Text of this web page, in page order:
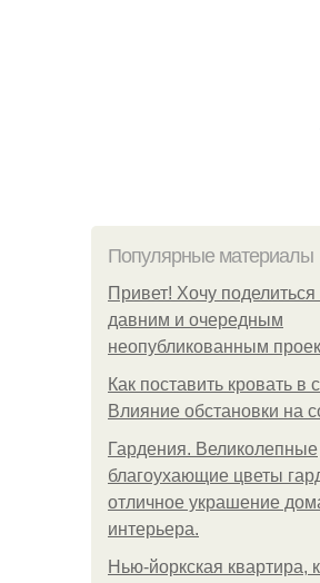
Популярные материалы
Привет! Хочу
давним и очередным
неопубликованным
Как поставить кровать в
Влияние обстановки на
Гардения. Великолепные
благоухающие цветы
отличное украшение
интерьера.
Нью-йоркская квартира,